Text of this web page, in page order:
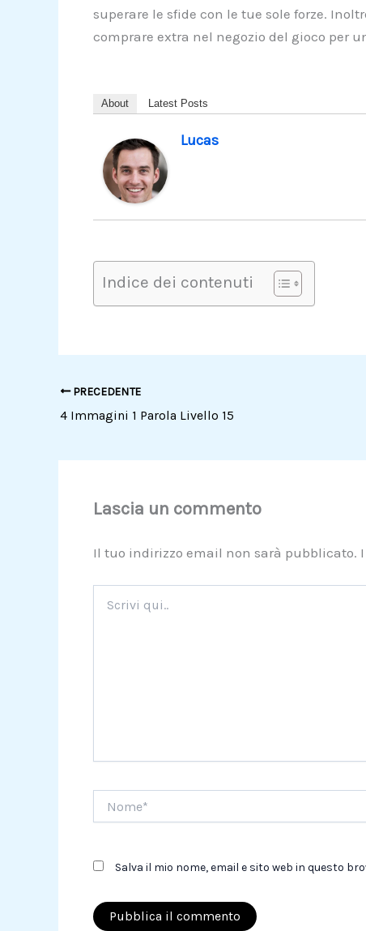
superare le sfide con le tue sole forze.
comprare extra nel negozio del gioco per
About Latest Posts
Lucas
Indice dei contenuti
PRECEDENTE
4 Immagini 1 Parola Livello 15
Lascia un commento
Il tuo indirizzo email non sarà pubblicato.
qui..
Salva il mio nome, email e sito web in questo